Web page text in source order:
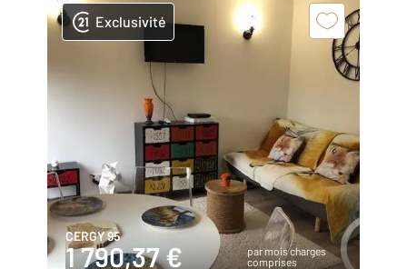
Exclusivité
CERGY 95
1 790,37 €
par mois charges
comprises